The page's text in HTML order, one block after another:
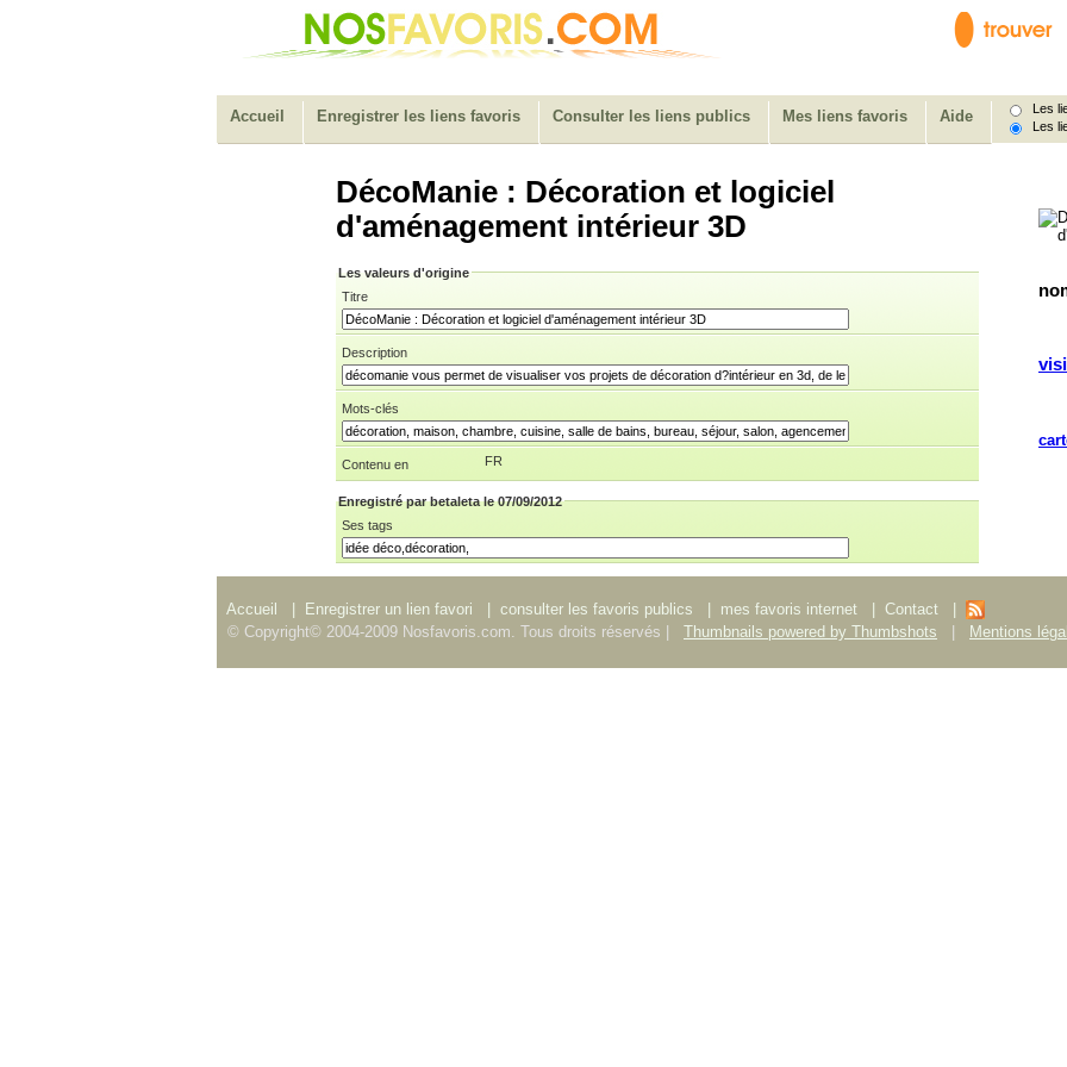
Accueil Enregistrer les liens favoris Consulter les liens publics Mes liens favoris Aide
Les
Les
DécoManie : Décoration et logiciel
d'aménagement intérieur 3D
Les valeurs d'origine
Titre
Description
Mots-clés
Contenu en FR
Enregistré par betaleta le 07/09/2012
Ses tags
Accueil | Enregistrer un lien favori | consulter les favoris publics | mes favoris internet | Contact
|
© Copyright© 2004-2009 Nosfavoris.com. Tous droits réservés |
Thumbnails powered by Thumbshots | Mentions